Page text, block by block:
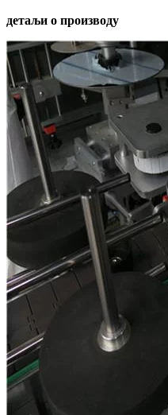
детаљи о производу